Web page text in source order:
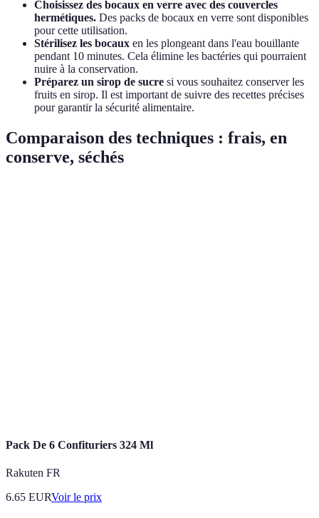
Choisissez des bocaux en verre avec des couvercles
hermétiques. Des packs de bocaux en verre sont disponibles
pour cette utilisation.
Stérilisez les bocaux en les plongeant dans l'eau bouillante
pendant 10 minutes. Cela élimine les bactéries qui pourraient
nuire à la conservation.
Préparez un sirop de sucre si vous souhaitez conserver les
fruits en sirop. Il est important de suivre des recettes précises
pour garantir la sécurité alimentaire.
Comparaison des techniques : frais, en
conserve, séchés
Pack De 6 Confituriers 324 Ml
Rakuten FR
6.65 EURVoir le prix